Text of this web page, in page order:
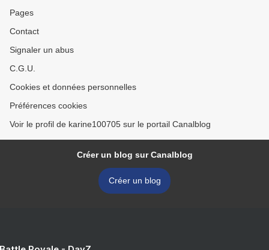
Pages
Contact
Signaler un abus
C.G.U.
Cookies et données personnelles
Préférences cookies
Voir le profil de karine100705 sur le portail Canalblog
Créer un blog sur Canalblog
Créer un blog